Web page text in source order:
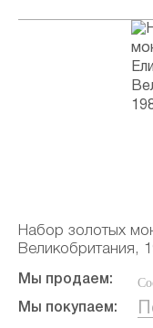
Набор золотых
Великобритания,
Мы продаем:
Мы покупаем: